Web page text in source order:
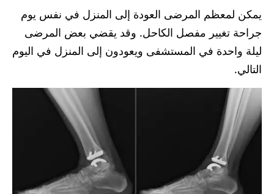
يمكن لمعظم المرضى العودة إلى المنزل في نفس يوم
جراحة تغيير مفصل الكاحل. وقد يقضي بعض المرضى
ليلة واحدة في المستشفى ويعودون إلى المنزل في اليوم
التالي.